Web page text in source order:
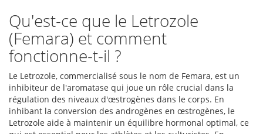
Qu'est-ce que le Letrozole
(Femara) et comment
fonctionne-t-il ?
Le Letrozole, commercialisé sous le nom de Femara, est un
inhibiteur de l'aromatase qui joue un rôle crucial dans la
régulation des niveaux d'œstrogènes dans le corps. En
inhibant la conversion des androgènes en œstrogènes, le
Letrozole aide à maintenir un équilibre hormonal optimal, ce